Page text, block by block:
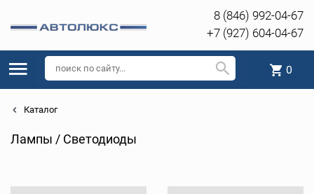
8 (846) 992-04-67
+7 (927) 604-04-67
0
Каталог
Лампы / Светодиоды